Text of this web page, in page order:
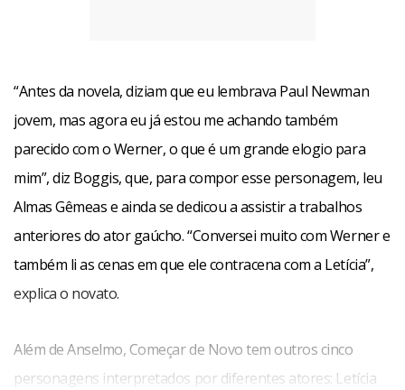
“Antes da novela, diziam que eu lembrava Paul Newman
jovem, mas agora eu já estou me achando também
parecido com o Werner, o que é um grande elogio para
mim”, diz Boggis, que, para compor esse personagem, leu
Almas Gêmeas e ainda se dedicou a assistir a trabalhos
anteriores do ator gaúcho. “Conversei muito com Werner e
também li as cenas em que ele contracena com a Letícia”,
explica o novato.
Além de Anselmo, Começar de Novo tem outros cinco
personagens interpretados por diferentes atores: Letícia